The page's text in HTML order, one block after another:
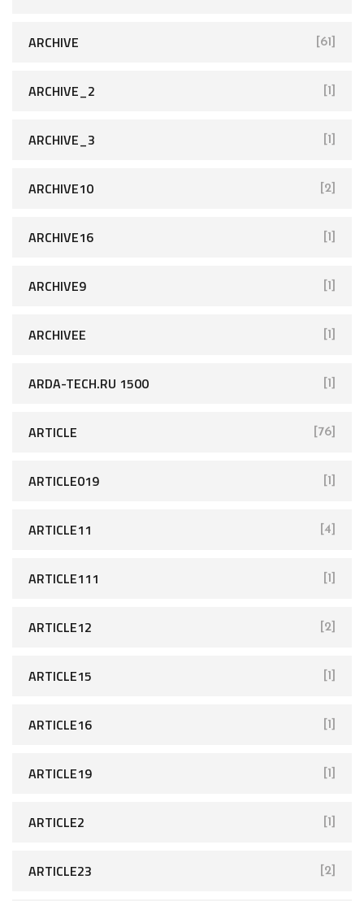
ARCHIVE [61]
ARCHIVE_2 [1]
ARCHIVE_3 [1]
ARCHIVE10 [2]
ARCHIVE16 [1]
ARCHIVE9 [1]
ARCHIVEE [1]
ARDA-TECH.RU 1500 [1]
ARTICLE [76]
ARTICLE019 [1]
ARTICLE11 [4]
ARTICLE111 [1]
ARTICLE12 [2]
ARTICLE15 [1]
ARTICLE16 [1]
ARTICLE19 [1]
ARTICLE2 [1]
ARTICLE23 [2]